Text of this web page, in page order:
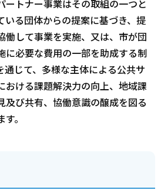
ートナー事業はその取組の一つと
いる団体からの提案に基づき、提
働して事業を実施、又は、市が団
に必要な費用の一部を助成する制
通じて、多様な主体による公共サ
おける課題解決力の向上、地域課
及び共有、協働意識の醸成を図る
。